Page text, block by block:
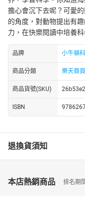
擔心會沉下去呢？可愛
的角度，對動物提出有
力，在快樂閱讀中培養科
品牌 小牛頓
商品分類 樂天首頁
商品貨號(SKU)
ISBN
退換貨須知
本店熱銷商品 排名期